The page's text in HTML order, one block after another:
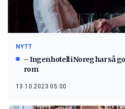
NYTT
– Ingen hotell i Noreg har så
rom
13.10.2023 05:00